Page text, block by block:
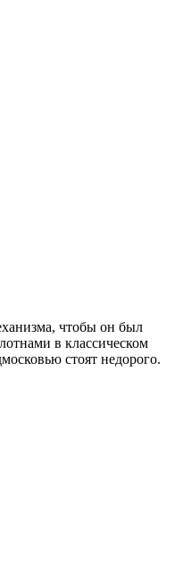
чтобы он был
в классическом
стоят недорого.